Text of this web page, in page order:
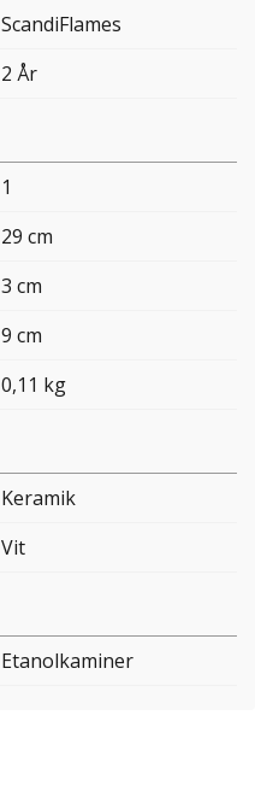
ScandiFlames
2 År
1
29 cm
3 cm
9 cm
0,11 kg
Keramik
Vit
Etanolkaminer